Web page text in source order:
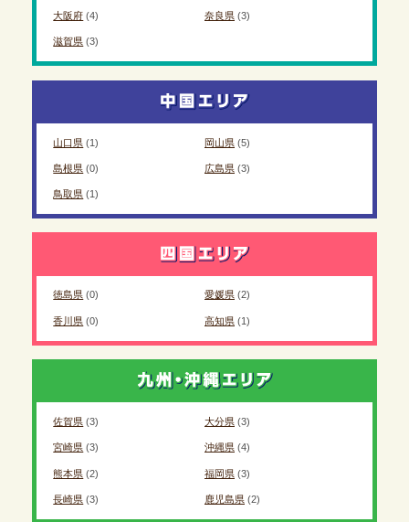
大阪府 (4) 奈良県(3)
滋賀県 (3)
山口県 (1) 岡山県(5)
島根県 (0) 広島県(3)
鳥取県 (1)
徳島県 (0) 愛媛県(2)
香川県 (0) 高知県(1)
佐賀県 (3) 大分県(3)
宮崎県 (3) 沖縄県(4)
熊本県 (2) 福岡県(3)
長崎県 (3) 鹿児島県(2)